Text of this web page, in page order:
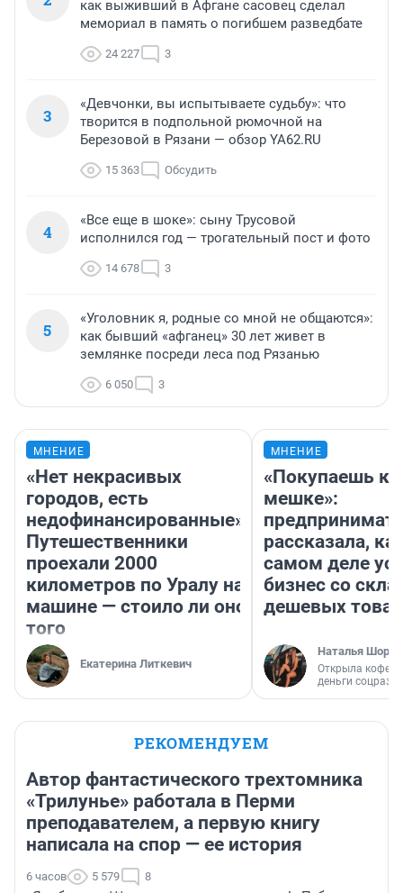
как выживший в Афгане сасовец сделал
мемориал в память о погибшем разведбате
24 227 3
3
«Девчонки, вы испытываете судьбу»: что
творится в подпольной рюмочной на
Березовой в Рязани — обзор YA62.RU
15 363 Обсудить
4
«Все еще в шоке»: сыну Трусовой
исполнился год — трогательный пост и фото
14 678 3
5
«Уголовник я, родные со мной не общаются»:
как бывший «афганец» 30 лет живет в
землянке посреди леса под Рязанью
6 050 3
МНЕНИЕ
«Нет некрасивых
городов, есть
недофинансированные».
Путешественники
проехали 2000
километров по Уралу на
машине — стоило ли оно
того
Екатерина Литкевич
МНЕНИЕ
«Покупаешь
мешке»:
рассказала,
самом деле
бизнес со
дешевых
Наталья
Открыла
деньги
РЕКОМЕНДУЕМ
Автор фантастического трехтомника
«Трилунье» работала в Перми
преподавателем, а первую книгу
написала на спор — ее история
6 часов 5 579 8